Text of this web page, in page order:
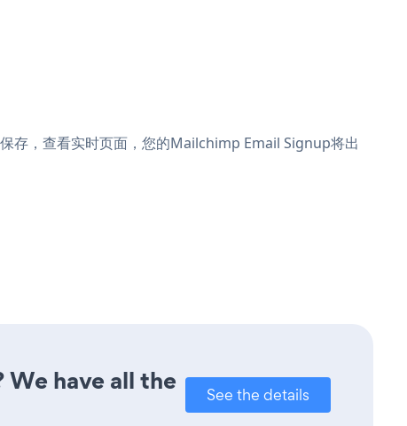
，查看实时页面，您的Mailchimp Email Signup将出
have all the
See the details